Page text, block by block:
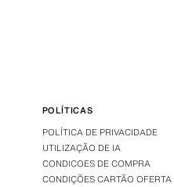
POLÍTICAS
POLÍTICA DE PRIVACIDADE
UTILIZAÇÃO DE IA
CONDICOES DE COMPRA
CONDIÇÕES CARTÃO OFERTA